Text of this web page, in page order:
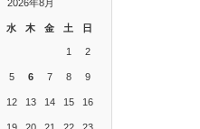
2026年8月
水 木 金 土 日
1 2
5 6 7 8 9
12 13 14 15 16